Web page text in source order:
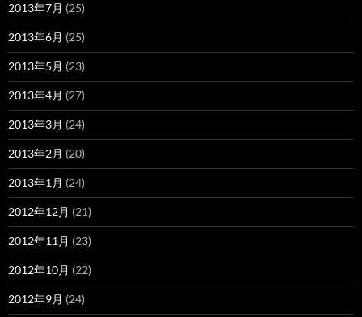
2013年7月 (25)
2013年6月 (25)
2013年5月 (23)
2013年4月 (27)
2013年3月 (24)
2013年2月 (20)
2013年1月 (24)
2012年12月 (21)
2012年11月 (23)
2012年10月 (22)
2012年9月 (24)